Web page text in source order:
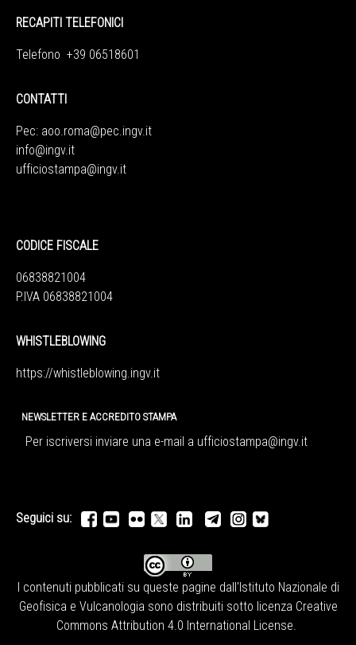
RECAPITI TELEFONICI
Telefono +39 06518601
CONTATTI
Pec: aoo.roma@pec.ingv.it
info@ingv.it
ufficiostampa@ingv.it
CODICE FISCALE
06838821004
P.IVA 06838821004
WHISTLEBLOWING
https://whistleblowing.ingv.it
NEWSLETTER E ACCREDITO STAMPA
Per iscriversi inviare una e-mail a ufficiostampa@ingv.it
Seguici su:
I contenuti pubblicati su queste pagine dall' Istituto Nazionale di
Geofisica e Vulcanologia sono distribuiti sotto licenza Creative
Commons Attribution 4.0 International License.